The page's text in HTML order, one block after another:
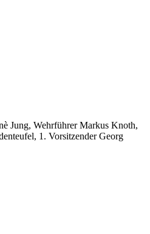
Jung, Wehrführer Markus Knoth,
1. Vorsitzender Georg